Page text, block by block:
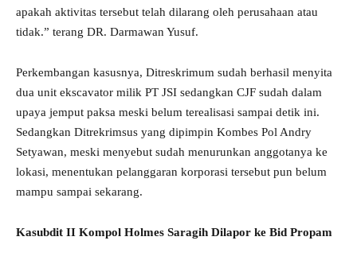
apakah aktivitas tersebut telah dilarang oleh perusahaan atau
tidak.” terang DR. Darmawan Yusuf.
Perkembangan kasusnya, Ditreskrimum sudah berhasil menyita
dua unit ekscavator milik PT JSI sedangkan CJF sudah dalam
upaya jemput paksa meski belum terealisasi sampai detik ini.
Sedangkan Ditrekrimsus yang dipimpin Kombes Pol Andry
Setyawan, meski menyebut sudah menurunkan anggotanya ke
lokasi, menentukan pelanggaran korporasi tersebut pun belum
mampu sampai sekarang.
Kasubdit II Kompol Holmes Saragih Dilapor ke Bid Propam